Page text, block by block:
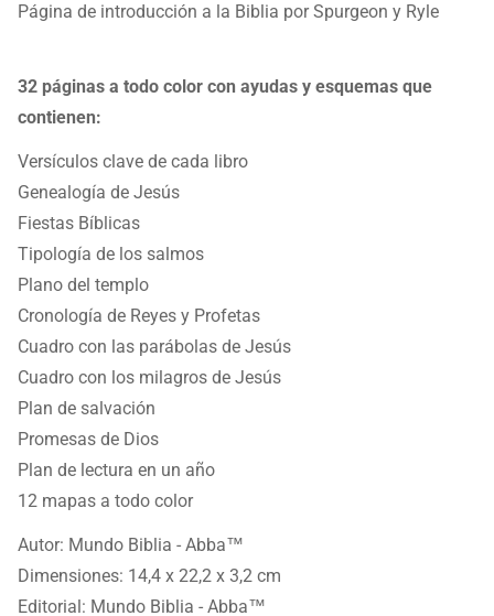
Página de introducción a la Biblia por Spurgeon y Ryle
32 páginas a todo color con ayudas y esquemas que
contienen:
Versículos clave de cada libro
Genealogía de Jesús
Fiestas Bíblicas
Tipología de los salmos
Plano del templo
Cronología de Reyes y Profetas
Cuadro con las parábolas de Jesús
Cuadro con los milagros de Jesús
Plan de salvación
Promesas de Dios
Plan de lectura en un año
12 mapas a todo color
Autor: Mundo Biblia - Abba™
Dimensiones: 14,4 x 22,2 x 3,2 cm
Editorial: Mundo Biblia - Abba™